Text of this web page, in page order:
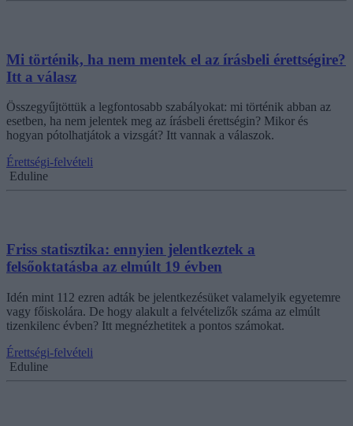
Mi történik, ha nem mentek el az írásbeli érettségire?
Itt a válasz
Összegyűjtöttük a legfontosabb szabályokat: mi történik abban az
esetben, ha nem jelentek meg az írásbeli érettségin? Mikor és
hogyan pótolhatjátok a vizsgát? Itt vannak a válaszok.
Érettségi-felvételi
Eduline
Friss statisztika: ennyien jelentkeztek a
felsőoktatásba az elmúlt 19 évben
Idén mint 112 ezren adták be jelentkezésüket valamelyik egyetemre
vagy főiskolára. De hogy alakult a felvételizők száma az elmúlt
tizenkilenc évben? Itt megnézhetitek a pontos számokat.
Érettségi-felvételi
Eduline